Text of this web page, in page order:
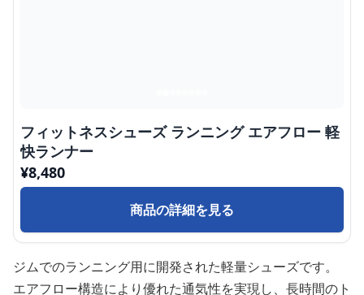
フィットネスシューズ ランニング エアフロー 軽
快ランナー
¥8,480
商品の詳細を見る
ジムでのランニング用に開発された軽量シューズです。
エアフロー構造により優れた通気性を実現し、長時間のト